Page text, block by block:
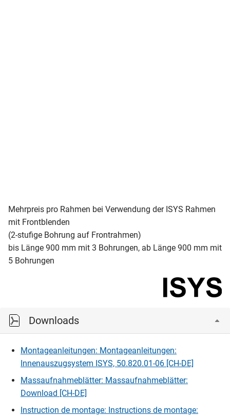
Mehrpreis pro Rahmen bei Verwendung der ISYS Rahmen
mit Frontblenden
(2-stufige Bohrung auf Frontrahmen)
bis Länge 900 mm mit 3 Bohrungen, ab Länge 900 mm mit
5 Bohrungen
Downloads
Montageanleitungen: Montageanleitungen:
Innenauszugsystem ISYS, 50.820.01-06 [CH-DE]
Massaufnahmeblätter: Massaufnahmeblätter:
Download [CH-DE]
Instruction de montage: Instructions de montage: